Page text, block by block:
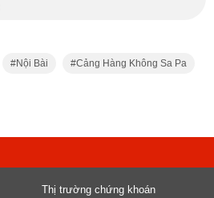
Nội Bài Cảng Hàng Không Sa Pa
Thị trường chứng khoán